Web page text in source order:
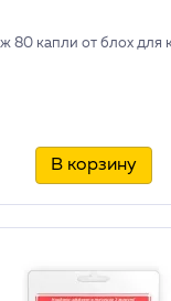
80 капли от блох для
В корзину